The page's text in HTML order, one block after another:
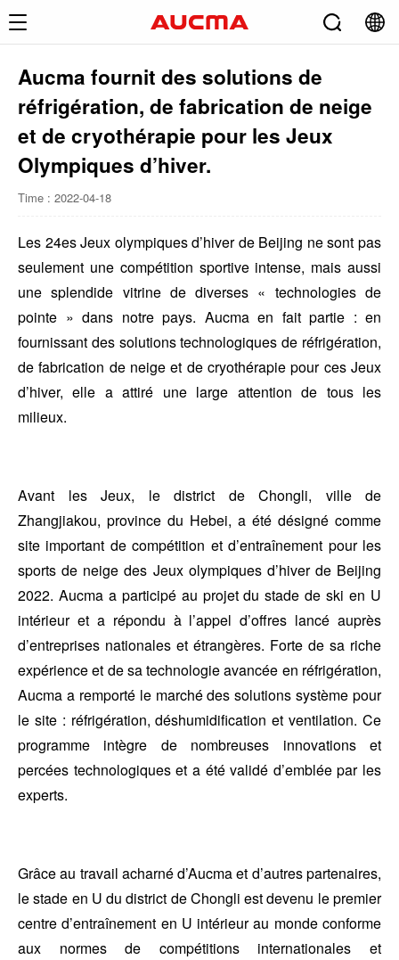
Aucma fournit des solutions de
réfrigération, de fabrication de neige
et de cryothérapie pour les Jeux
Olympiques d’hiver.
Time : 2022-04-18
Les 24es Jeux olympiques d’hiver de Beijing ne sont pas
seulement une compétition sportive intense, mais aussi
une splendide vitrine de diverses « technologies de
pointe » dans notre pays. Aucma en fait partie : en
fournissant des solutions technologiques de réfrigération,
de fabrication de neige et de cryothérapie pour ces Jeux
d’hiver, elle a attiré une large attention de tous les
milieux.
Avant les Jeux, le district de Chongli, ville de
Zhangjiakou, province du Hebei, a été désigné comme
site important de compétition et d’entraînement pour les
sports de neige des Jeux olympiques d’hiver de Beijing
2022. Aucma a participé au projet du stade de ski en U
intérieur et a répondu à l’appel d’offres lancé auprès
d’entreprises nationales et étrangères. Forte de sa riche
expérience et de sa technologie avancée en réfrigération,
Aucma a remporté le marché des solutions système pour
le site : réfrigération, déshumidification et ventilation. Ce
programme intègre de nombreuses innovations et
percées technologiques et a été validé d’emblée par les
experts.
Grâce au travail acharné d’Aucma et d’autres partenaires,
le stade en U du district de Chongli est devenu le premier
centre d’entraînement en U intérieur au monde conforme
aux normes de compétitions internationales et